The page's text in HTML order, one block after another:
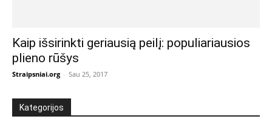
Kaip išsirinkti geriausią peilį: populiariausios
plieno rūšys
Straipsniai.org - Sau 25, 2017
Kategorijos